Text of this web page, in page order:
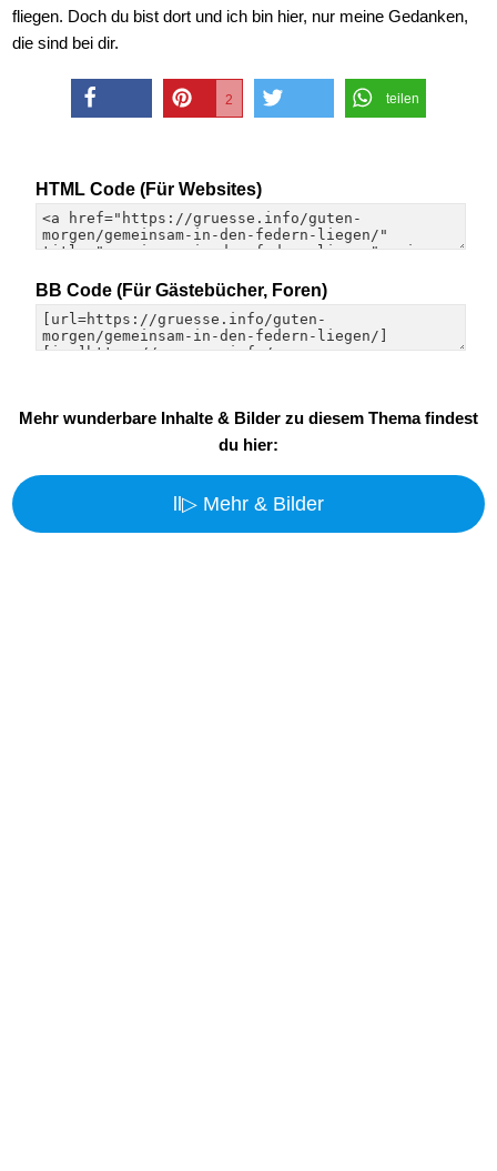
fliegen. Doch du bist dort und ich bin hier, nur meine Gedanken,
die sind bei dir.
2 teilen
HTML Code (Für Websites)
BB Code (Für Gästebücher, Foren)
Mehr wunderbare Inhalte & Bilder zu diesem Thema findest
du hier:
ll▷ Mehr & Bilder